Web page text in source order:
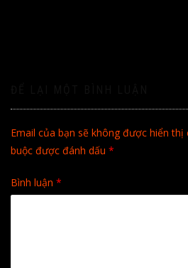
Email của bạn sẽ không được hiển thị
buộc được đánh dấu *
Bình luận *